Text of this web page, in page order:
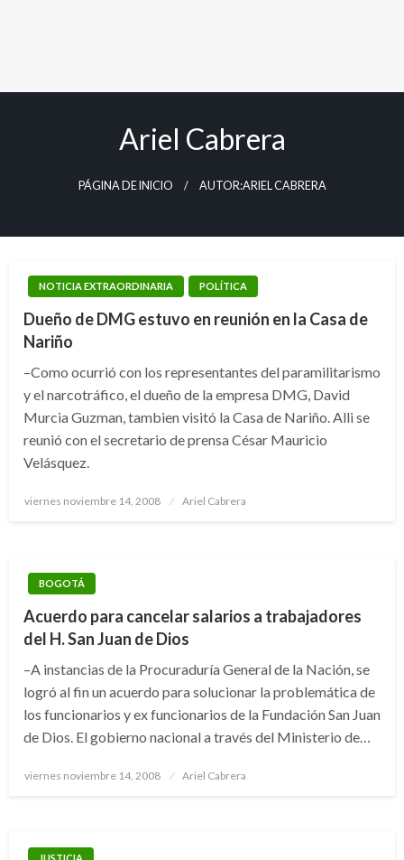
Ariel Cabrera
PÁGINA DE INICIO AUTOR:ARIEL CABRERA
NOTICIA EXTRAORDINARIA POLÍTICA
Dueño de DMG estuvo en reunión en la Casa de
Nariño
–Como ocurrió con los representantes del paramilitarismo
y el narcotráfico, el dueño de la empresa DMG, David
Murcia Guzman, tambien visitó la Casa de Nariño. Alli se
reunió con el secretario de prensa César Mauricio
Velásquez.
Publicado
viernes noviembre 14, 2008 Ariel Cabrera
BOGOTÁ
Acuerdo para cancelar salarios a trabajadores
del H. San Juan de Dios
–A instancias de la Procuraduría General de la Nación, se
logró al fin un acuerdo para solucionar la problemática de
los funcionarios y ex funcionarios de la Fundación San Juan
de Dios. El gobierno nacional a través del Ministerio de…
Publicado
viernes noviembre 14, 2008 Ariel Cabrera
JUSTICIA